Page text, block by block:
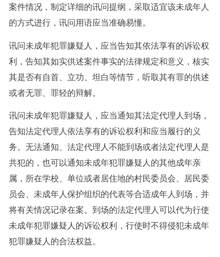
案件情况，制定详细的讯问提纲，采取适宜该未成年人
的方式进行，讯问用语应当准确易懂。
讯问未成年犯罪嫌疑人，应当告知其依法享有的诉讼权
利，告知其如实供述案件事实的法律规定和意义，核实
其是否有自首、立功、坦白等情节，听取其有罪的供述
或者无罪、罪轻的辩解。
讯问未成年犯罪嫌疑人，应当通知其法定代理人到场，
告知法定代理人依法享有的诉讼权利和应当履行的义
务。无法通知、法定代理人不能到场或者法定代理人是
共犯的，也可以通知未成年犯罪嫌疑人的其他成年亲
属，所在学校、单位或者居住地的村民委员会、居民委
员会、未成年人保护组织的代表等合适成年人到场，并
将有关情况记录在案。到场的法定代理人可以代为行使
未成年犯罪嫌疑人的诉讼权利，行使时不得侵犯未成年
犯罪嫌疑人的合法权益。